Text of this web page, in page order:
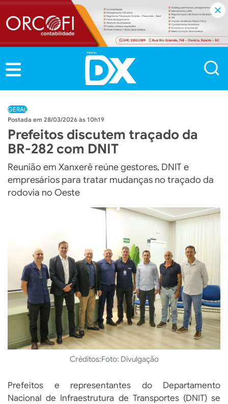
GERAL
28/03/2026 às 10h19
Prefeitos discutem traçado da
BR-282 com DNIT
Reunião em Xanxerê reúne gestores, DNIT e
empresários para tratar mudanças no traçado da
rodovia no Oeste
Créditos:Foto: Divulgação
Prefeitos e representantes do Departamento
Nacional de Infraestrutura de Transportes (DNIT) se